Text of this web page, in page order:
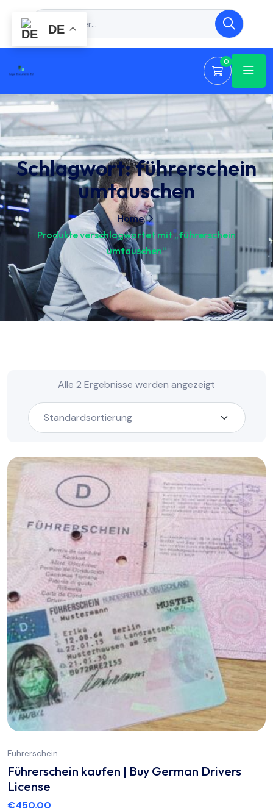
0
Schlagwort:führerschein
umtauschen
Home
Produkte verschlagwortet mit „führerschein
umtauschen“
Alle 2 Ergebnisse werden angezeigt
Führerschein
Führerschein kaufen | Buy German Drivers
License
€450.00
DE